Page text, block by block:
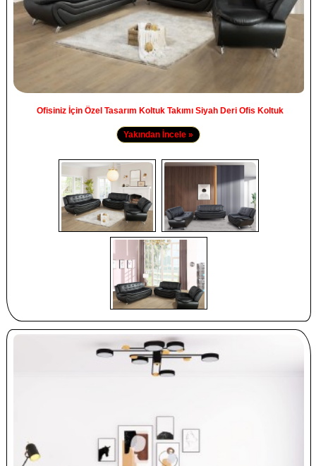
Ofisiniz İçin Özel Tasarım Koltuk Takımı Siyah Deri Ofis Koltuk
Yakından İncele »